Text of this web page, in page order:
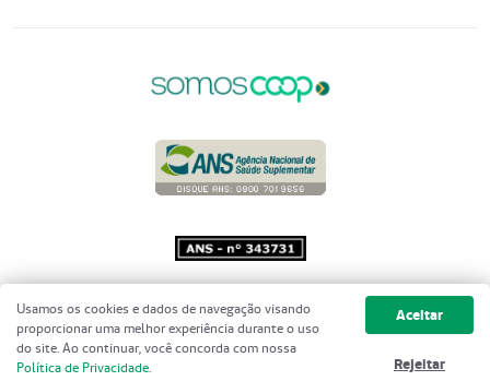
Copyright 2001 - 2026 Unimed do
Brasil - Todos os direitos reservados
Usamos os cookies e dados de navegação visando
proporcionar uma melhor experiência durante o uso
do site. Ao continuar, você concorda com nossa
Política de Privacidade.
Aceitar
Rejeitar